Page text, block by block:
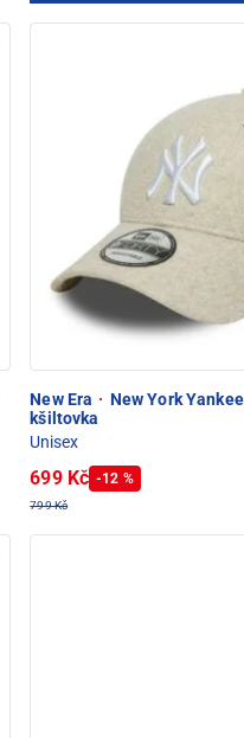
New Era · New York
kšiltovka
Unisex
699 Kč -12 %
799 Kč